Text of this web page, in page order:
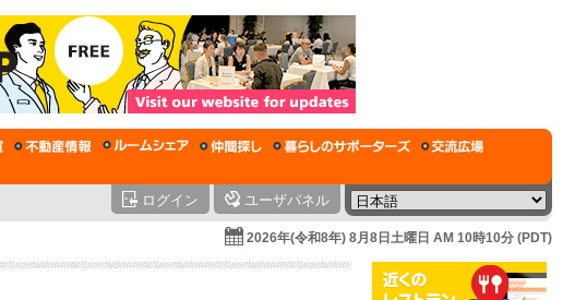
ログイン ユーザパネル
2026年(令和8年) 8月8日土曜日 AM 10時10分 (PDT)